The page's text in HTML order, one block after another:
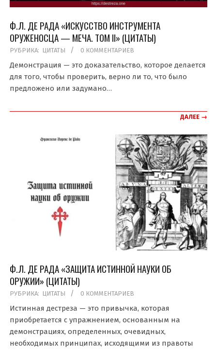
Ф.Л. ДЕ РАДА «ИСКУССТВО ИНСТРУМЕНТА
ОРУЖЕНОСЦА — МЕЧА. ТОМ II» (ЦИТАТЫ)
2019-
07-
РУБРИКА: ЦИТАТЫ 0 КОММЕНТАРИЕВ
Демонстрация — это доказательство, которое делается
для того, чтобы проверить, верно ли то, что было
предложено или задумано…
ДАЛЕЕ →
Ф.Л. ДЕ РАДА «ЗАЩИТА ИСТИННОЙ НАУКИ ОБ
ОРУЖИИ» (ЦИТАТЫ)
2019-
07-
РУБРИКА: ЦИТАТЫ 0 КОММЕНТАРИЕВ
Истинная дестреза — это привычка, которая
приобретается с упражнением, основанным на
демонстрациях, определенных, очевидных,
необходимых принципах, исходящими из правоты